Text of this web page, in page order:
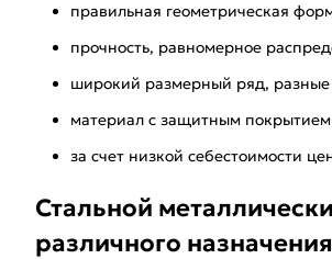
правильная геометрическая
прочность, равномерное
широкий размерный ряд, разные
материал с защитным покрытием
за счет низкой себестоимости
Стальной
различного